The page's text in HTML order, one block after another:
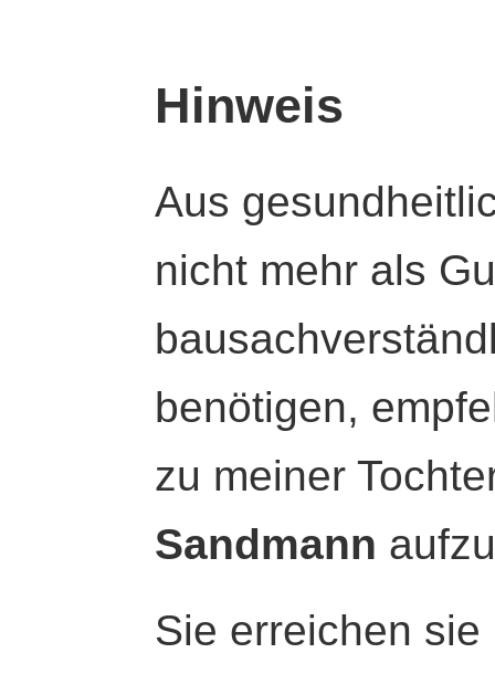
Hinweis
Aus
nicht mehr als
benötigen,
zu meiner
Sandmann
Sie erreichen sie